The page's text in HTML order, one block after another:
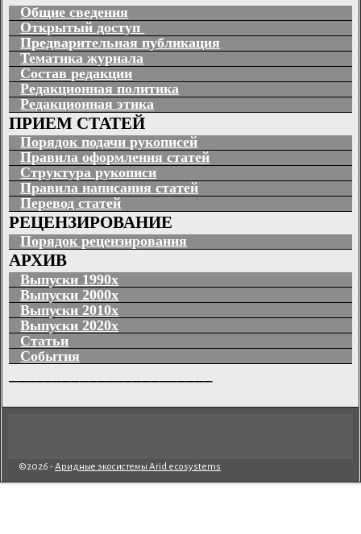
Общие сведения
Открытый доступ
Предварительная публикация
Тематика журнала
Состав редакции
Редакционная политика
Редакционная этика
ПРИЕМ СТАТЕЙ
Порядок подачи рукописей
Правила оформления статей
Структура рукописи
Правила написания статей
Перевод статей
РЕЦЕНЗИРОВАНИЕ
Порядок рецензирования
АРХИВ
Выпуски 1990х
Выпуски 2000х
Выпуски 2010х
Выпуски 2020х
Статьи
События
©2026 -Аридные экосистемы Arid ecosystems